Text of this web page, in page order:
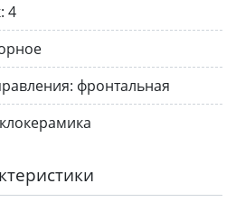
4
фронтальная